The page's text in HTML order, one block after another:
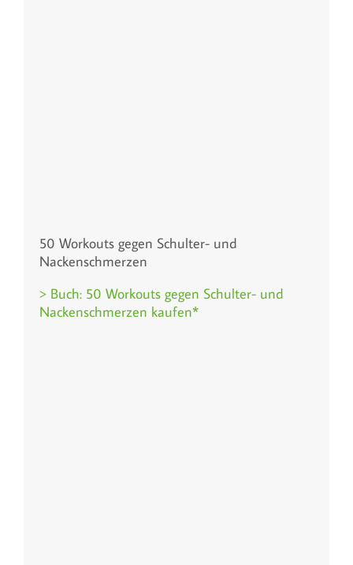
50 Workouts gegen Schulter- und
Nackenschmerzen
> Buch: 50 Workouts gegen Schulter- und
Nackenschmerzen kaufen*